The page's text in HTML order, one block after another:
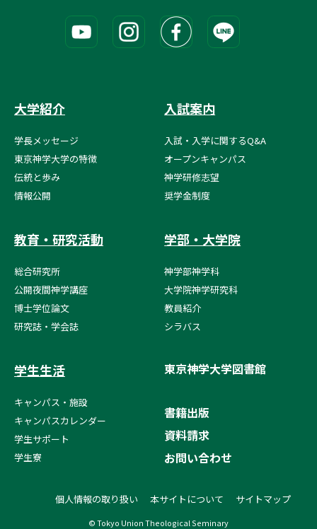
大学紹介
学長メッセージ
東京神学大学の特徴
伝統と歩み
情報公開
入試案内
入試・入学に関するQ&A
オープンキャンパス
神学研修志望
奨学金制度
教育・研究活動
総合研究所
公開夜間神学講座
博士学位論文
研究誌・学会誌
学部・大学院
神学部神学科
大学院神学研究科
教員紹介
シラバス
学生生活
キャンパス・施設
キャンパスカレンダー
学生サポート
学生寮
東京神学大学図書館
書籍出版
資料請求
お問い合わせ
個人情報の取り扱い 本サイトについて サイトマップ
© Tokyo Union Theological Seminary